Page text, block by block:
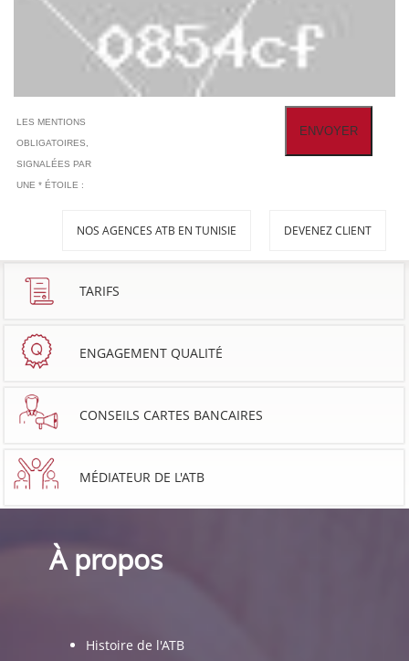
LES MENTIONS
OBLIGATOIRES,
SIGNALÉES PAR
UNE * ÉTOILE :
DEVENEZ CLIENT
NOS AGENCES ATB EN TUNISIE
TARIFS
ENGAGEMENT QUALITÉ
CONSEILS CARTES BANCAIRES
MÉDIATEUR DE L'ATB
À propos
Histoire de l'ATB